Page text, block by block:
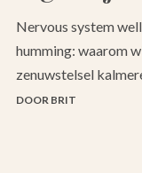
Nervous system
humming: waarom
zenuwstelsel
DOOR BRIT